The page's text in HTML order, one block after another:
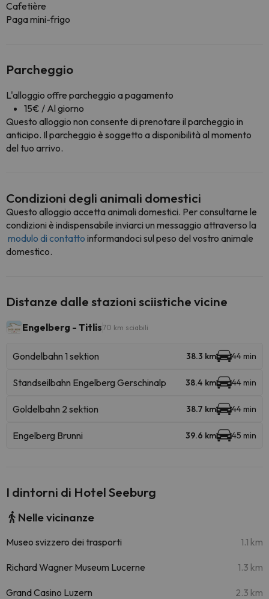
Cafetière
Paga mini-frigo
Parcheggio
L'alloggio offre parcheggio a pagamento
15€ / Al giorno
Questo alloggio non consente di prenotare il parcheggio in
anticipo. Il parcheggio è soggetto a disponibilità al momento
del tuo arrivo.
Condizioni degli animali domestici
Questo alloggio accetta animali domestici. Per consultarne le
condizioni è indispensabile inviarci un messaggio attraverso la
modulo di contatto informandoci sul peso del vostro animale
domestico.
Distanze dalle stazioni sciistiche vicine
Engelberg - Titlis70 km sciabili
Gondelbahn 1 sektion 38.3 km 44 min
Standseilbahn Engelberg Gerschinalp 38.4 km 44 min
Goldelbahn 2 sektion 38.7 km 44 min
Engelberg Brunni 39.6 km 45 min
I dintorni di Hotel Seeburg
Nelle vicinanze
Museo svizzero dei trasporti 1.1 km
Richard Wagner Museum Lucerne 1.3 km
Grand Casino Luzern 2.3 km